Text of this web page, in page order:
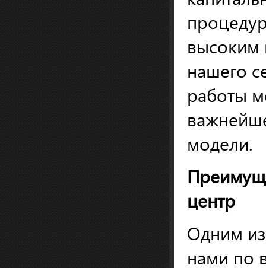
высоким
нашего
работы
модели.
центр
Одним
нами по